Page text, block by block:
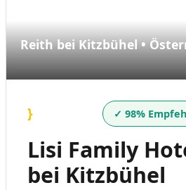
Reith bei Kitzbühel •
} ✓ 98%
Lisi Family
bei Kitzbühel